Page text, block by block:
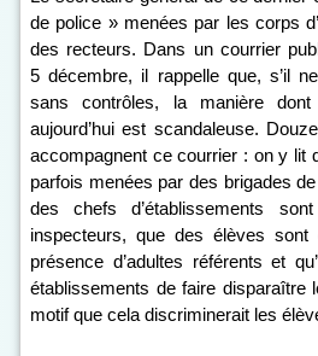
de police » menées par les corps
des recteurs. Dans un courrier
5 décembre, il rappelle que, s’il
sans contrôles, la manière
aujourd’hui est scandaleuse.
accompagnent ce courrier : on y lit
parfois menées par des brigades
des chefs d’établissements
inspecteurs, que des élèves
présence d’adultes référents et
établissements de faire
motif que cela discriminerait les